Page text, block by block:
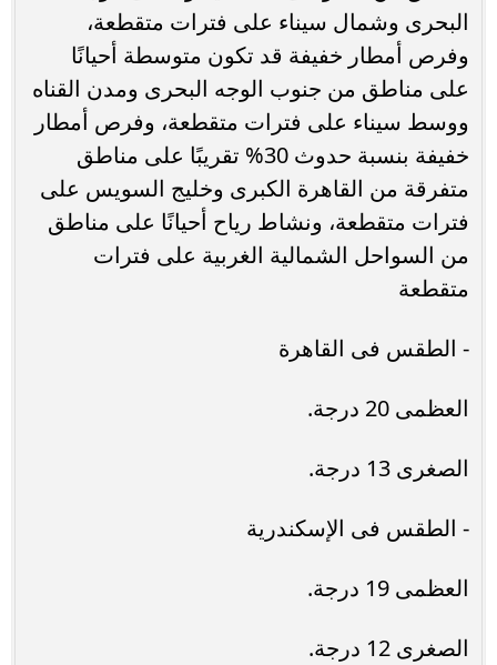
البحرى وشمال سيناء على فترات متقطعة،
وفرص أمطار خفيفة قد تكون متوسطة أحيانًا
على مناطق من جنوب الوجه البحرى ومدن القناه
ووسط سيناء على فترات متقطعة، وفرص أمطار
خفيفة بنسبة حدوث 30% تقريبًا على مناطق
متفرقة من القاهرة الكبرى وخليج السويس على
فترات متقطعة، ونشاط رياح أحيانًا على مناطق
من السواحل الشمالية الغربية على فترات
متقطعة
- الطقس فى القاهرة
العظمى 20 درجة.
الصغرى 13 درجة.
- الطقس فى الإسكندرية
العظمى 19 درجة.
الصغرى 12 درجة.